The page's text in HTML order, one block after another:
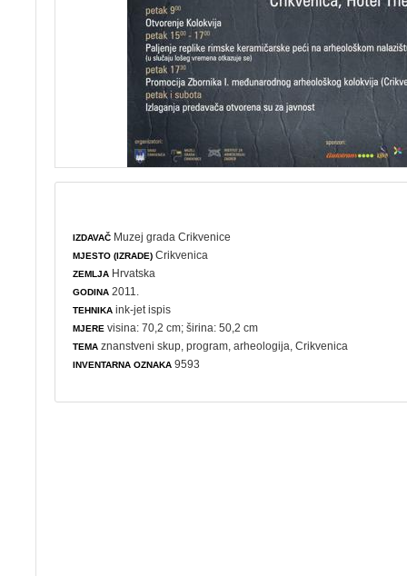
IZDAVAČ Muzej grada Crikvenice
MJESTO (IZRADE) Crikvenica
ZEMLJA Hrvatska
GODINA 2011.
TEHNIKA ink-jet ispis
MJERE visina: 70,2 cm; širina: 50,2 cm
TEMA znanstveni skup ,program ,arheologija , Crikvenica
INVENTARNA OZNAKA 9593